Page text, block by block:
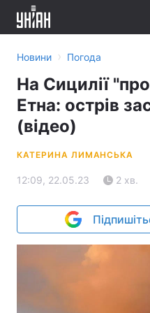
Новини › Погода
На Сицилії
Етна: острів
(відео)
КАТЕРИНА ЛИМАНСЬКА
12:09, 22.05.23 2 хв.